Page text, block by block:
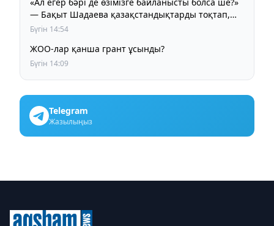
— Бақыт Шадаева қазақстандықтарды тоқтап,
ойлануға шақырды
Бүгін 14:54
ЖОО-лар қанша грант ұсынды?
Бүгін 14:09
Telegram
Жазылыңыз